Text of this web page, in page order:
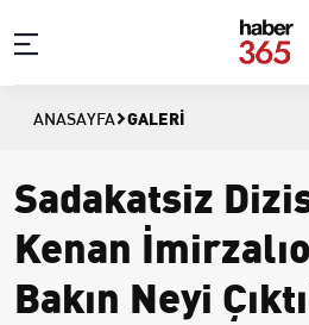
ANASAYFA GALERI
Sadakatsiz
Kenan
Bakın Neyi